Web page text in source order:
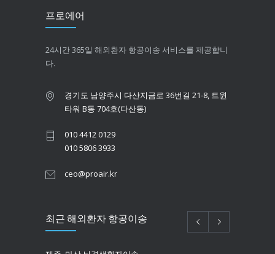
프로에어
24시간 365일 해외환자 항공이송 서비스를 제공합니
다.
경기도 남양주시 다산지금로 36번길 21-8, 트윈
타워 B동 704호(다산동)
010 4412 0129
010 5806 3933
ceo@proair.kr
최근 해외환자 항공이송